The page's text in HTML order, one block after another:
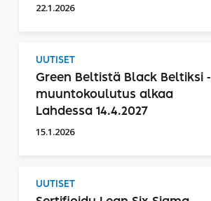
22.1.2026
UUTISET
Green Beltistä Black Beltiksi -
muuntokoulutus alkaa
Lahdessa 14.4.2027
15.1.2026
UUTISET